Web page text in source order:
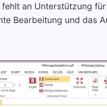
an Unterstützung
Bearbeitung und das